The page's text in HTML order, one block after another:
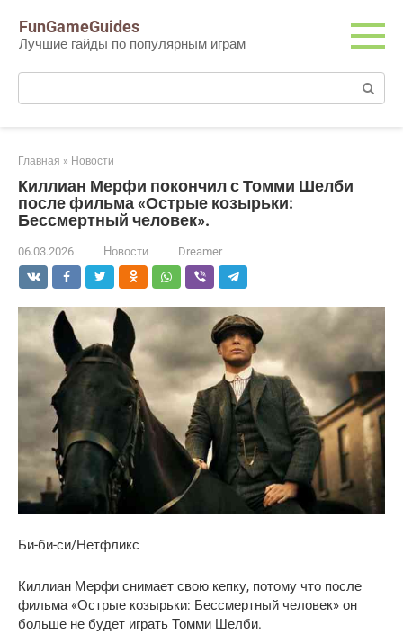
контенту
FunGameGuides
Лучшие гайды по популярным играм
Поиск:
Главная » Новости
Киллиан Мерфи покончил с Томми Шелби
после фильма «Острые козырьки:
Бессмертный человек».
06.03.2026 Новости Dreamer
Би-би-си/Нетфликс
Киллиан Мерфи снимает свою кепку, потому что после
фильма «Острые козырьки: Бессмертный человек» он
больше не будет играть Томми Шелби.